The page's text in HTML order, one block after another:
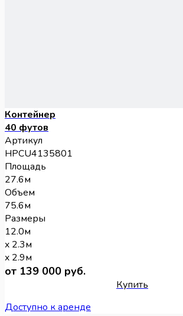
Контейнер
40 футов
Артикул
HPCU4135801
Площадь
27.6м
Объем
75.6м
Размеры
12.0м
x 2.3м
x 2.9м
от 139 000 руб.
Купить
Доступно к аренде